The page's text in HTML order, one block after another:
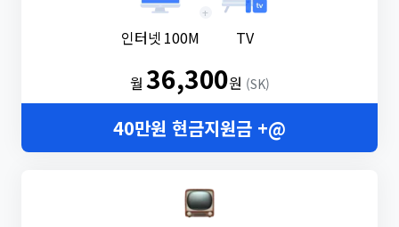
인터넷 100M
+
TV
월36,300원 (SK)
40만원 현금지원금 +@